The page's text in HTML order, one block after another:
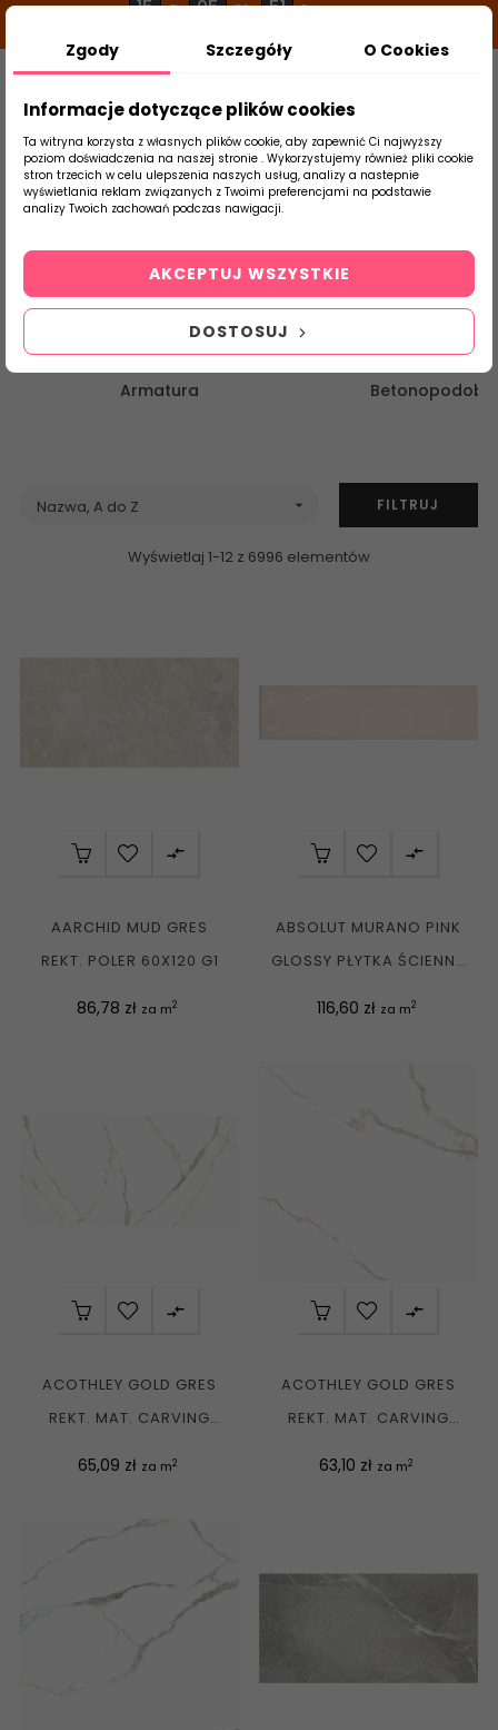
15 g 05 m 51 s
Szukaj
produktu
Strona główna
Armatura
Nazwa, A do Z  FILTRUJ
Wyświetlaj 1-12 z 6996 elementów

AARCHID MUD GRES
REKT. POLER 60X120 G1
Cena
86,78 zł za m2

ABSOLUT MURANO PINK
GLOSSY PŁYTKA ŚCIENNA
Cena
116,60 zł za m2

ACOTHLEY GOLD GRES
REKT. MAT. CARVING
Cena
65,09 zł za m2

ACOTHLEY GOLD GRES
REKT. MAT. CARVING
Cena
63,10 zł za m2
Zgody Szczegóły O Cookies
Informacje dotyczące plików cookies
Ta witryna korzysta z własnych plików cookie, aby zapewnić Ci najwyższy
poziom doświadczenia na naszej stronie . Wykorzystujemy również pliki cookie
stron trzecich w celu ulepszenia naszych usług, analizy a nastepnie
wyświetlania reklam związanych z Twoimi preferencjami na podstawie
analizy Twoich zachowań podczas nawigacji.
DOSTOSUJ
AKCEPTUJ WSZYSTKIE